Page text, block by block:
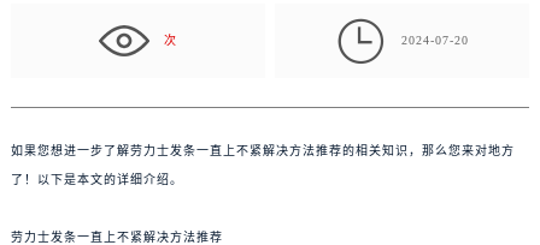
次  2024-07-20
如果您想进一步了解劳力士发条一直上不紧解决方法推荐的相关知识，那么您来对地方
了！以下是本文的详细介绍。
劳力士发条一直上不紧解决方法推荐